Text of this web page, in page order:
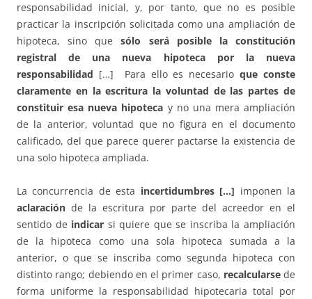
responsabilidad inicial, y, por tanto, que no es posible
practicar la inscripción solicitada como una ampliación de
hipoteca, sino quesólo será posible la constitución
registral de una nueva hipoteca por la nueva
responsabilidad […] Para ello es necesarioque conste
claramente en la escritura la voluntad de las partes de
constituir esa nueva hipoteca y no una mera ampliación
de la anterior, voluntad que no figura en el documento
calificado, del que parece querer pactarse la existencia de
una solo hipoteca ampliada.
La concurrencia de esta incertidumbres […] imponen la
aclaración de la escritura por parte del acreedor en el
sentido de indicar si quiere que se inscriba la ampliación
de la hipoteca como una sola hipoteca sumada a la
anterior, o que se inscriba como segunda hipoteca con
distinto rango; debiendo en el primer caso, recalcularsede
forma uniforme la responsabilidad hipotecaria total por